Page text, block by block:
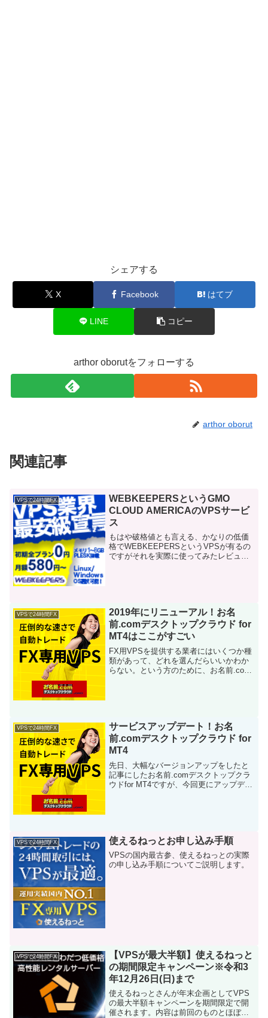
シェアする
X Facebook はてブ
LINE コピー
arthor oborutをフォローする
arthor oborut
関連記事
VPSで24時間FX
WEBKEEPERSというGMO
CLOUD AMERICAのVPSサービ
ス
もはや破格値とも言える、かなりの低価
格でWEBKEEPERSというVPSが有るの
ですがそれを実際に使ってみたレビュー
VPSで24時間FX
2019年にリニューアル！お名
前.comデスクトップクラウド for
MT4はここがすごい
FX用VPSを提供する業者にはいくつか種
類があって、どれを選んだらいいかわか
らない。という方のために、お名前.com
VPSで24時間FX
サービスアップデート！お名
前.comデスクトップクラウド for
MT4
先日、大幅なバージョンアップをしたと
記事にしたお名前.comデスクトップクラ
ウドfor MT4ですが、今回更にアップデー
VPSで24時間FX 使えるねっとお申し込み手順
VPSの国内最古参、使えるねっとの実際
の申し込み手順についてご説明します。
VPSで24時間FX
【VPSが最大半額】使えるねっと
の期間限定キャンペーン※令和3
年12月26日(日)まで
使えるねっとさんが年末企画としてVPS
の最大半額キャンペーンを期間限定で開
催されます。内容は前回のものとほぼ同